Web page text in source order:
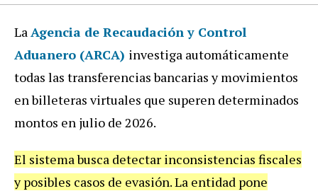
LaAgencia de Recaudación y Control
Aduanero (ARCA) investiga automáticamente
todas las transferencias bancarias y movimientos
en billeteras virtuales que superen determinados
montos en julio de 2026.
El sistema busca detectar inconsistencias fiscales
y posibles casos de evasión. La entidad pone